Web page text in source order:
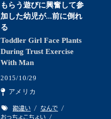
もらう遊びに興奮して参
加した幼児が...前に倒れ
る
Toddler Girl Face Plants
During Trust Exercise
With Man
2015/10/29
アメリカ
勘違い
なんで
おっちょこちょい